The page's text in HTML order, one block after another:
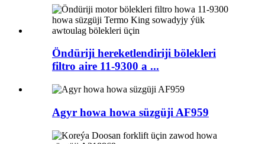
Öndüriji hereketlendiriji bölekleri
filtro aire 11-9300 a ...
Agyr howa howa süzgüji AF959